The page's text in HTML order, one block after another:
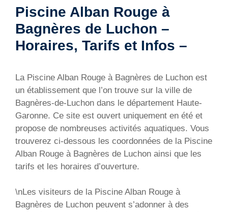
Piscine Alban Rouge à
Bagnères de Luchon –
Horaires, Tarifs et Infos –
La Piscine Alban Rouge à Bagnères de Luchon est
un établissement que l’on trouve sur la ville de
Bagnères-de-Luchon dans le département Haute-
Garonne. Ce site est ouvert uniquement en été et
propose de nombreuses activités aquatiques. Vous
trouverez ci-dessous les coordonnées de la Piscine
Alban Rouge à Bagnères de Luchon ainsi que les
tarifs et les horaires d’ouverture.
\nLes visiteurs de la Piscine Alban Rouge à
Bagnères de Luchon peuvent s’adonner à des